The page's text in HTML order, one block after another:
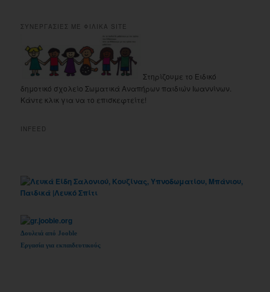
ΣΥΝΕΡΓΑΣΙΕΣ ΜΕ ΦΙΛΙΚΑ SITE
Στηρίζουμε το Ειδικό
δημοτικό σχολείο Σωματικά Αναπήρων παιδιών Ιωαννίνων.
Κάντε κλικ για να το επισκεφτείτε!
INFEED
Δουλειά από Jooble
Εργασία για εκπαιδευτικούς